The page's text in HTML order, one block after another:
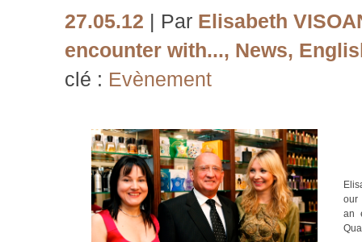
27.05.12 | Par Elisabeth
encounter with..., News,
clé : Evènement
our
an